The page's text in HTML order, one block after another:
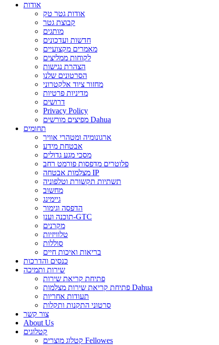
אודות
אודות גטר טק
קבוצת גטר
מותגים
חדשות ועדכונים
מאמרים מקצועיים
לקוחות ממליצים
הצהרת נגישות
הסרטונים שלנו
מחזור ציוד אלקטרוני
מדיניות פרטיות
דרושים
Privacy Policy
מפיצים מורשים Dahua
תחומים
ארגונומיה ומטהרי אוויר
אבטחת מידע
מסכי מגע גדולים
פלוטרים מדפסות פורמט רחב
מצלמות אבטחה IP
תשתיות תקשורת וטלפוניה
מחשוב
גיימינג
הדפסה וגימור
תוכנה וענן-GTC
מקרנים
טלוויזיות
סוללות
בריאות ואיכות חיים
כנסים והדרכות
שירות ותמיכה
פתיחת קריאת שירות
פתיחת קריאת שירות מצלמות Dahua
תעודות אחריות
סרטוני התקנות ותקלות
צור קשר
About Us
קטלוגים
קטלוג מוצרים Fellowes